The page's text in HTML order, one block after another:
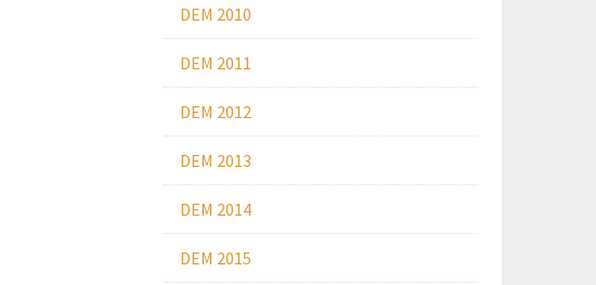
DEM 2010
DEM 2011
DEM 2012
DEM 2013
DEM 2014
DEM 2015